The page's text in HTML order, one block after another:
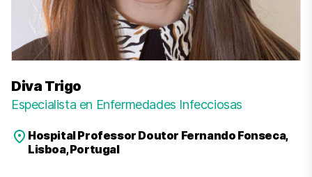
Diva Trigo
Especialista en Enfermedades Infecciosas
Hospital Professor Doutor Fernando Fonseca,
Lisboa, Portugal